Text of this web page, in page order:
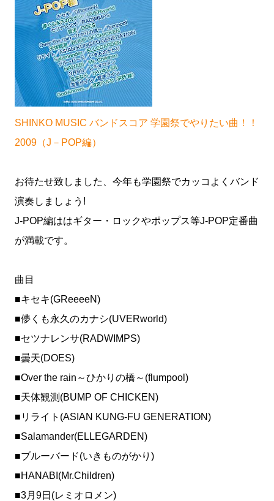
SHINKO MUSIC バンドスコア 学園祭でやりたい曲！！
2009（J－POP編）
お待たせ致しました、今年も学園祭でカッコよくバンド
演奏しましょう!
J-POP編ははギター・ロックやポップス等J-POP定番曲
が満載です。
曲目
■キセキ(GReeeeN)
■儚くも永久のカナシ(UVERworld)
■セツナレンサ(RADWIMPS)
■曇天(DOES)
■Over the rain～ひかりの橋～(flumpool)
■天体観測(BUMP OF CHICKEN)
■リライト(ASIAN KUNG-FU GENERATION)
■Salamander(ELLEGARDEN)
■ブルーバード(いきものがかり)
■HANABI(Mr.Children)
■3月9日(レミオロメン)